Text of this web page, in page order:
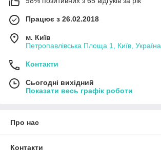
Працює з 26.02.2018
м. Київ
Петропавлівська Площа 1, Київ, Україна
Контакти
Сьогодні вихідний
Показати весь графік роботи
Про нас
Контакти